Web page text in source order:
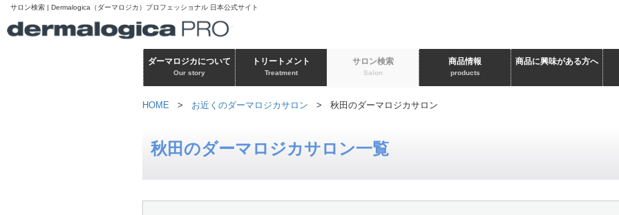
サロン検索 | Dermalogica（ダーマロジカ）プロフェッショナル 日本公式サイト
ダーマロジカについて
Our story
トリートメント
Treatment
サロン検索
Salon
商品情報
products
商品に興味がある方へ
HOME > お近くのダーマロジカサロン > 秋田のダーマロジカサロン
秋田のダーマロジカサロン一覧